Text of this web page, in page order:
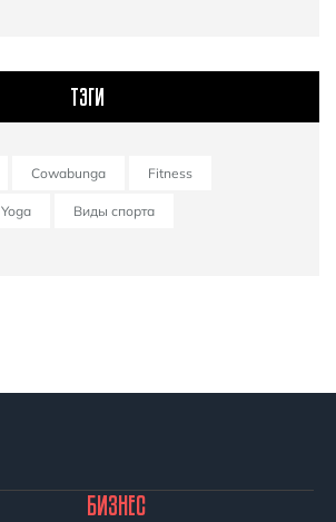
ТЭГИ
Cowabunga Fitness
Yoga Виды спорта
БИЗНЕС